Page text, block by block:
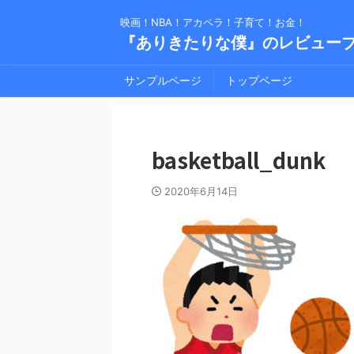
映画！NBA！アカペラ！子育て！お金！
『ありきたりな僕』のレビュー
サンプルページ トップページ
basketball_dunk
2020年6月14日